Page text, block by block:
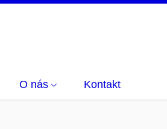
O nás Kontakt